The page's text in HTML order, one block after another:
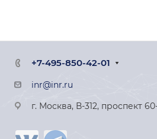
+7-495-850-42-01
inr@inr.ru
г. Москва, В-312, проспект